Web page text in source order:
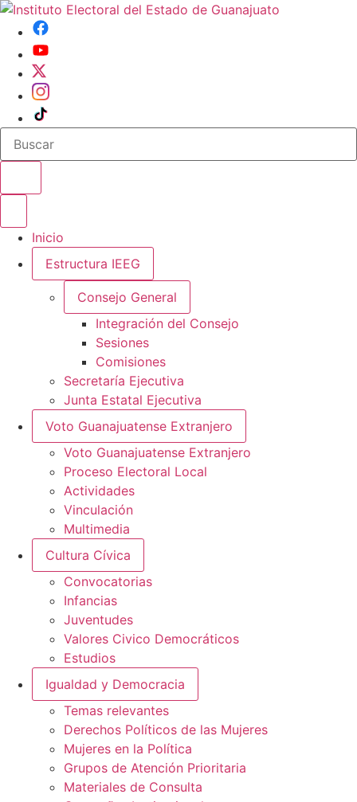
Buscar en el sitio
Inicio
Estructura IEEG
Consejo General
Integración del Consejo
Sesiones
Comisiones
Secretaría Ejecutiva
Junta Estatal Ejecutiva
Voto Guanajuatense Extranjero
Voto Guanajuatense Extranjero
Proceso Electoral Local
Actividades
Vinculación
Multimedia
Cultura Cívica
Convocatorias
Infancias
Juventudes
Valores Civico Democráticos
Estudios
Igualdad y Democracia
Temas relevantes
Derechos Políticos de las Mujeres
Mujeres en la Política
Grupos de Atención Prioritaria
Materiales de Consulta